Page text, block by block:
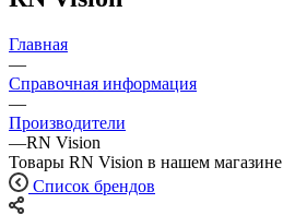
Главная
—
Справочная информация
—
Производители
—RN Vision
Товары RN Vision в нашем магазине
Список брендов